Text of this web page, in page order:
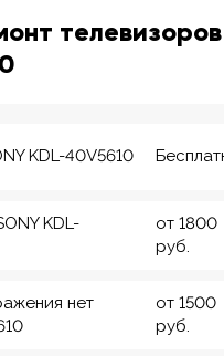
телевизоров
KDL-40V5610
KDL-
от 1800
руб.
нет
от 1500
руб.